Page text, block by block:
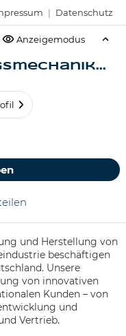
| Datenschutz
Anzeigemodus
und Herstellung von
beschäftigen
Unsere
von innovativen
Kunden – von
und
Vertrieb.